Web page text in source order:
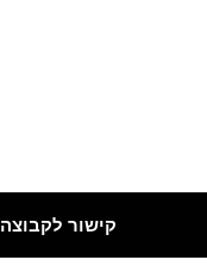
קישור לקבוצה